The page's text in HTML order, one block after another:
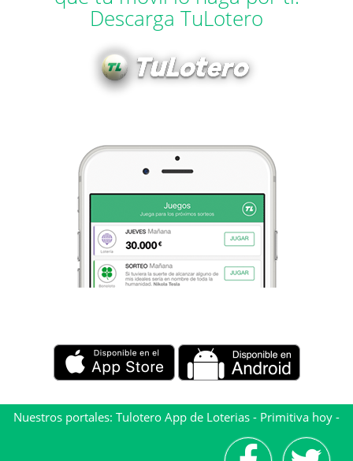
Descarga TuLotero
Nuestros portales: Tulotero App de Loterias - Primitiva hoy -